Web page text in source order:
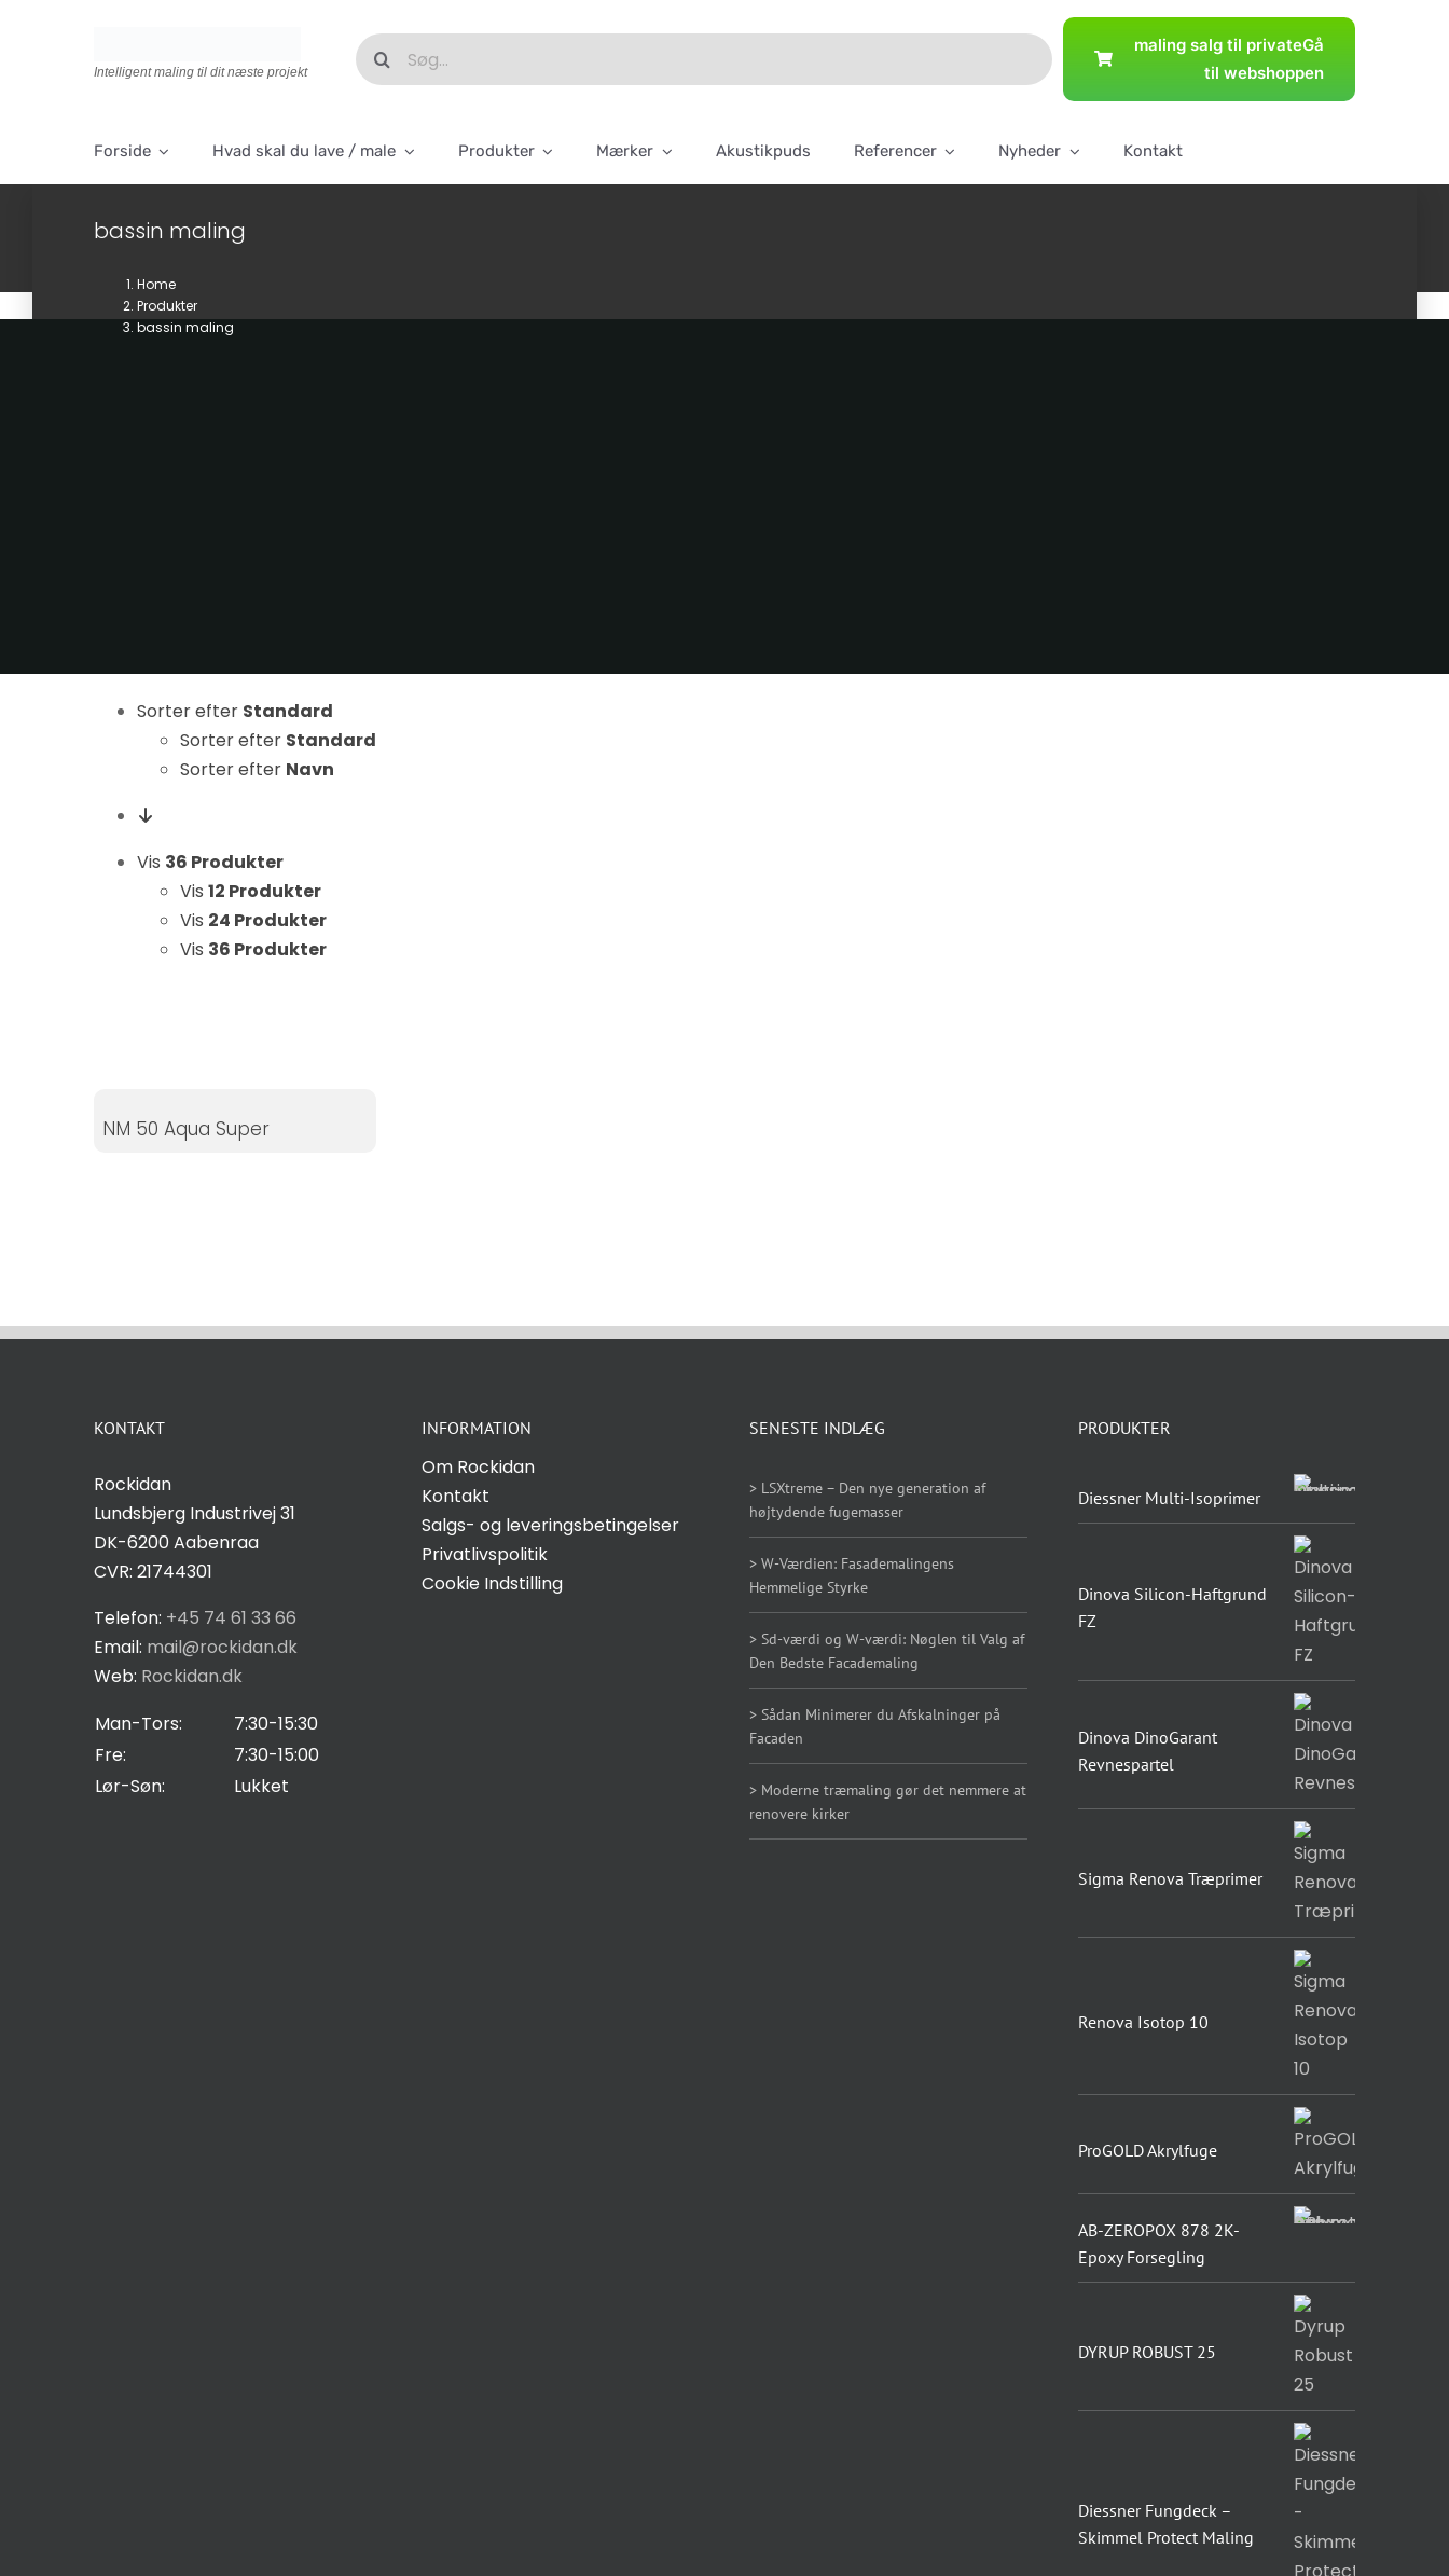
Intelligent maling til dit næste projekt
Søg
efter:
maling salg til privateGå
til webshoppen
Forside Hvad skal du lave / male Produkter Mærker Akustikpuds Referencer Nyheder Kontakt
bassin maling
Home
Produkter
bassin maling
Sorter efter Standard
Sorter efter Standard
Sorter efter Navn
Vis 36 Produkter
Vis 12 Produkter
Vis 24 Produkter
Vis 36 Produkter
NM 50 Aqua Super
KONTAKT
Rockidan
Lundsbjerg Industrivej 31
DK-6200 Aabenraa
CVR: 21744301
Telefon: +45 74 61 33 66
Email: mail@rockidan.dk
Web: Rockidan.dk
Man-Tors:
7:30-15:30
Fre:
7:30-15:00
Lør-Søn:
Lukket
INFORMATION
Om Rockidan
Kontakt
Salgs- og leveringsbetingelser
Privatlivspolitik
Cookie Indstilling
SENESTE INDLÆG
> LSXtreme – Den nye generation af
højtydende fugemasser
> W-Værdien: Fasademalingens
Hemmelige Styrke
> Sd-værdi og W-værdi: Nøglen til Valg af
Den Bedste Facademaling
> Sådan Minimerer du Afskalninger på
Facaden
> Moderne træmaling gør det nemmere at
renovere kirker
PRODUKTER
Diessner Multi-Isoprimer
Dinova Silicon-Haftgrund
FZ
Dinova DinoGarant
Revnespartel
Sigma Renova Træprimer
Renova Isotop 10
ProGOLD Akrylfuge
AB-ZEROPOX 878 2K-
Epoxy Forsegling
DYRUP ROBUST 25
Diessner Fungdeck –
Skimmel Protect Maling
Nødvendige
nødvendige
og struktur, ud
hjemmeside
dit besøg.
nægter disse
cookies,
forsvinder
hjemmesiden.
dele dine
interesser